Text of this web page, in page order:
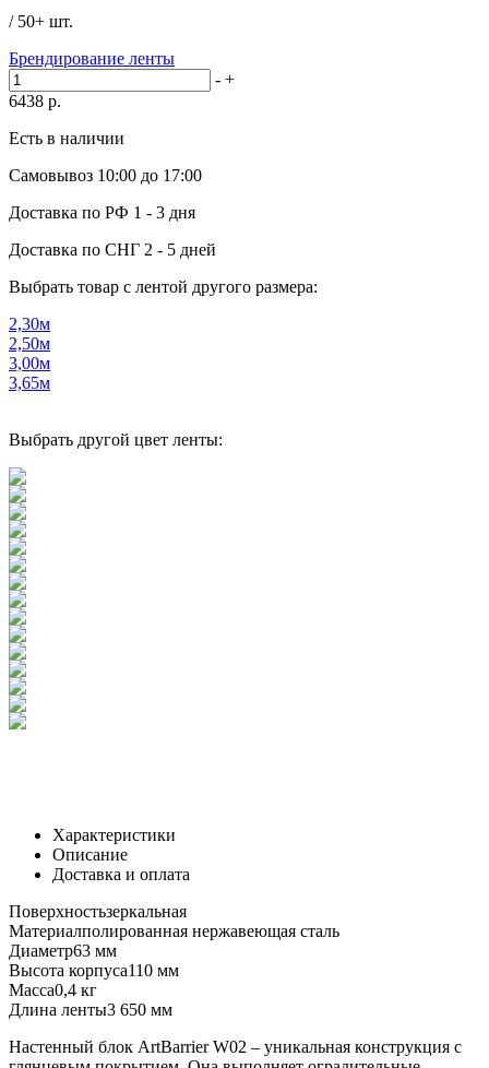
/ 50+ шт.
Брендирование ленты
- +
6438 р.
Есть в наличии
Самовывоз 10:00 до 17:00
Доставка по РФ 1 - 3 дня
Доставка по СНГ 2 - 5 дней
Выбрать товар с лентой другого размера:
2,30м
2,50м
3,00м
3,65м
Выбрать другой цвет ленты:
Характеристики
Описание
Доставка и оплата
Поверхностьзеркальная
Материалполированная нержавеющая сталь
Диаметр63 мм
Высота корпуса110 мм
Масса0,4 кг
Длина ленты3 650 мм
Настенный блок ArtBarrier W02 – уникальная конструкция с